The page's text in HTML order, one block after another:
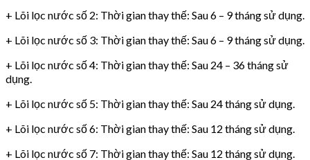
+ Lõi lọc nước số 2: Thời gian thay thế: Sau 6 – 9 tháng sử dụng.
+ Lõi lọc nước số 3: Thời gian thay thế: Sau 6 – 9 tháng sử dụng.
+ Lõi lọc nước số 4: Thời gian thay thế: Sau 24 – 36 tháng sử
dụng.
+ Lõi lọc nước số 5: Thời gian thay thế: Sau 24 tháng sử dụng.
+ Lõi lọc nước số 6: Thời gian thay thế: Sau 12 tháng sử dụng.
+ Lõi lọc nước số 7: Thời gian thay thế: Sau 12 tháng sử dụng.